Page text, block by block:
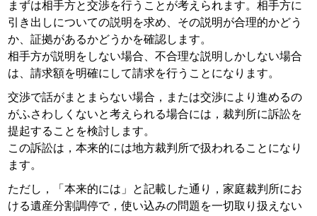
まずは相手方と交渉を行うことが考えられます。相手方に
引き出しについての説明を求め、その説明が合理的かどう
か、証拠があるかどうかを確認します。
相手方が説明をしない場合、不合理な説明しかしない場合
は、請求額を明確にして請求を行うことになります。
交渉で話がまとまらない場合，または交渉により進めるの
がふさわしくないと考えられる場合には，裁判所に訴訟を
提起することを検討します。
この訴訟は，本来的には地方裁判所で扱われることになり
ます。
ただし，「本来的には」と記載した通り，家庭裁判所にお
ける遺産分割調停で，使い込みの問題を一切取り扱えない